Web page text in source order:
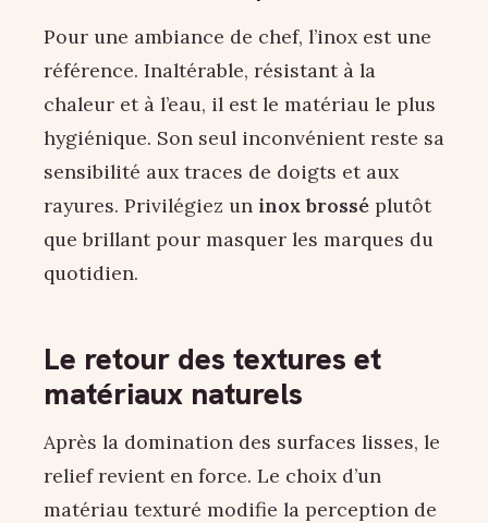
Pour une ambiance de chef, l’inox est une
référence. Inaltérable, résistant à la
chaleur et à l’eau, il est le matériau le plus
hygiénique. Son seul inconvénient reste sa
sensibilité aux traces de doigts et aux
rayures. Privilégiez un inox brossé plutôt
que brillant pour masquer les marques du
quotidien.
Le retour des textures et
matériaux naturels
Après la domination des surfaces lisses, le
relief revient en force. Le choix d’un
matériau texturé modifie la perception de